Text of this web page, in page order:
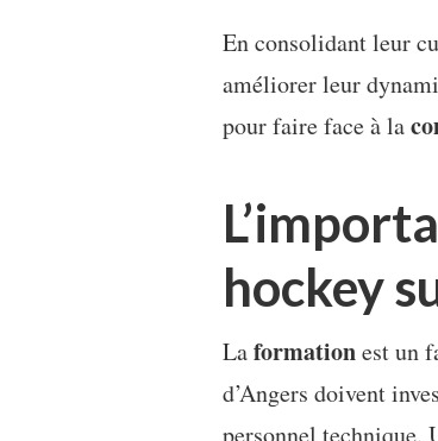
En consolidant leur
améliorer leur
pour faire face à la
hockey
Laformationest un
d’Angers doivent
personnel technique.